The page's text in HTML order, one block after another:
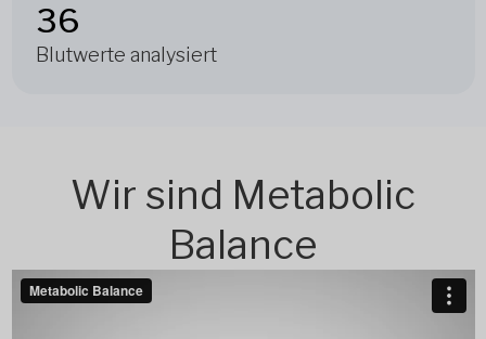
36
Blutwerte analysiert
Wir sind Metabolic
Balance